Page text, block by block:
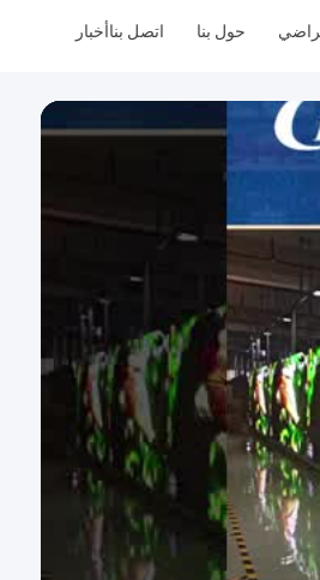
حول بنا اتصل بناأخبار